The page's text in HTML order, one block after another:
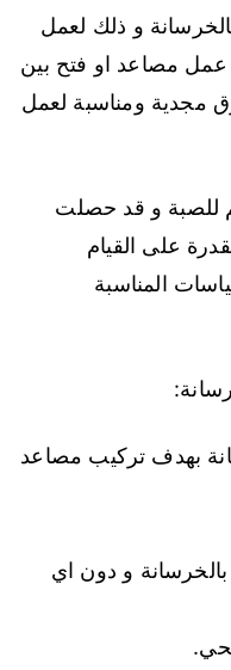
و ذلك لعمل
مصاعد او فتح بين
مجدية ومناسبة لعمل
للصبة و قد حصلت
على القيام
المناسبة
بهدف تركيب مصاعد
و دون اي